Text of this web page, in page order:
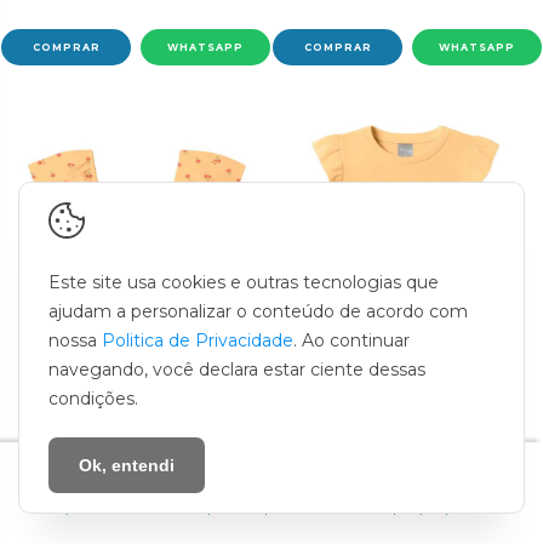
COMPRAR WHATSAPP COMPRAR WHATSAPP
MUNDI
Este site usa cookies e outras tecnologias que
ajudam a personalizar o conteúdo de acordo com
nossa Politica de Privacidade. Ao continuar
navegando, você declara estar ciente dessas
condições.
Ok, entendi